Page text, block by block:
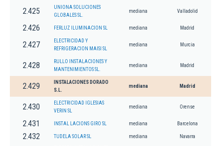
2.425
UNIONA SOLUCIONES
GLOBALES SL.
mediana Valladolid
2.426 FERLUZ ILUMINACION SL mediana Madrid
2.427
ELECTRICIDAD Y
REFRIGERACION MAISI SL
mediana Murcia
2.428
RULLO INSTALACIONES Y
MANTENIMIENTOS SL.
mediana Madrid
2.429
INSTALACIONES DORADO
S.L.
mediana Madrid
2.430
ELECTRICIDAD IGLESIAS
VERIN SL
mediana Orense
2.431 INSTAL LACIONS GIRO SL mediana Barcelona
2.432 TUDELA SOLAR SL mediana Navarra